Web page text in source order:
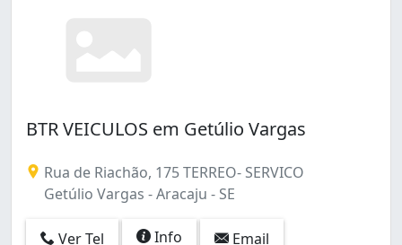
BTR VEICULOS em Getúlio Vargas
Rua de Riachão, 175 TERREO- SERVICO
Getúlio Vargas - Aracaju - SE
Ver Tel Info Email